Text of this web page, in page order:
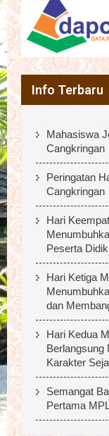
Info Terbaru
Mahasiswa
Cangkringan
Peringatan
Cangkringan
Hari
Peserta Didik
Hari Ketiga
dan
Hari Kedua
Berlangsung
Karakter
Semangat
Pertama